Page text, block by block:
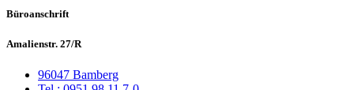
Büroanschrift
Amalienstr. 27/R
96047 Bamberg